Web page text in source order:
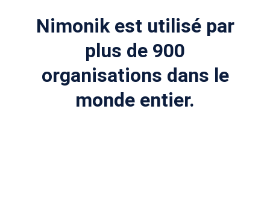
Nimonik est utilisé par
plus de 900
organisations dans le
monde entier.